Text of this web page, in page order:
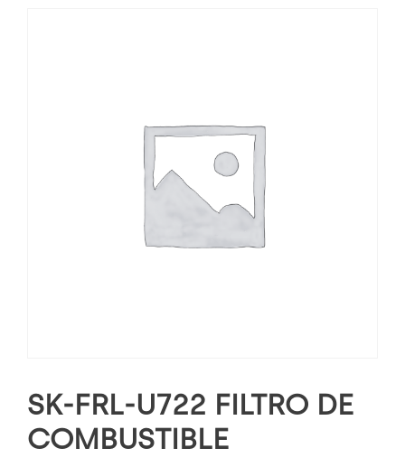
SK-FRL-U722 FILTRO DE
COMBUSTIBLE